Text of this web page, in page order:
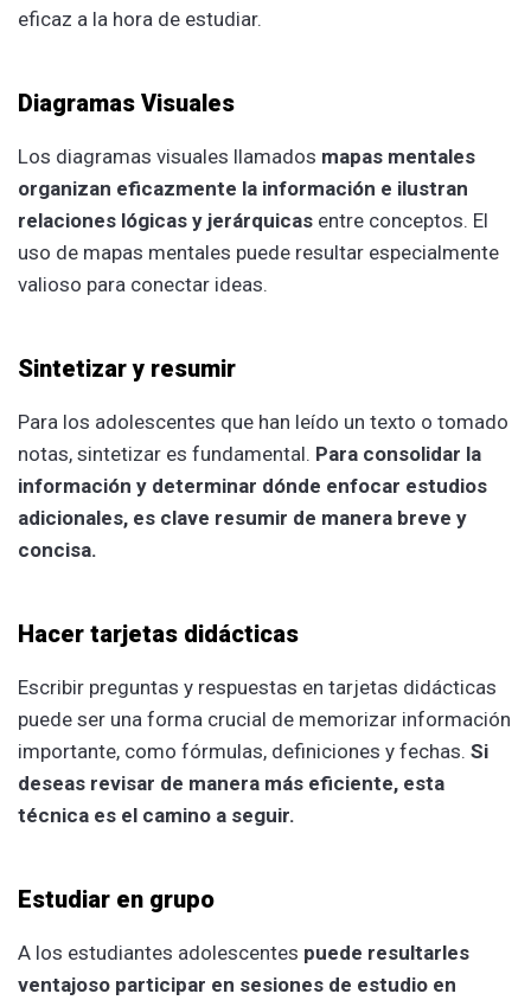
eficaz a la hora de estudiar.
Diagramas Visuales
Los diagramas visuales llamados mapas mentales
organizan eficazmente la información e ilustran
relaciones lógicas y jerárquicas entre conceptos. El
uso de mapas mentales puede resultar especialmente
valioso para conectar ideas.
Sintetizar y resumir
Para los adolescentes que han leído un texto o tomado
notas, sintetizar es fundamental. Para consolidar la
información y determinar dónde enfocar estudios
adicionales, es clave resumir de manera breve y
concisa.
Hacer tarjetas didácticas
Escribir preguntas y respuestas en tarjetas didácticas
puede ser una forma crucial de memorizar información
importante, como fórmulas, definiciones y fechas. Si
deseas revisar de manera más eficiente, esta
técnica es el camino a seguir.
Estudiar en grupo
A los estudiantes adolescentes puede resultarles
ventajoso participar en sesiones de estudio en